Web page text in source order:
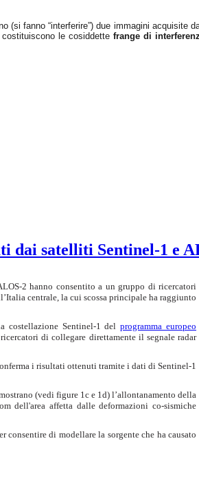
(si fanno “interferire”) due immagini
costituiscono le cosiddettefrange di
dai satelliti Sentinel-1 e
2 hanno consentito a un gruppo di ricercatori
centrale, la cui scossa principale ha raggiunto
costellazione Sentinel-1 delprogramma europeo
di collegare direttamente il segnale radar
i risultati ottenuti tramite i dati di Sentinel-1
(vedi figure 1c e 1d) l’allontanamento della
dell'area affetta dalle deformazioni co-sismiche
consentire di modellare la sorgente che ha causato